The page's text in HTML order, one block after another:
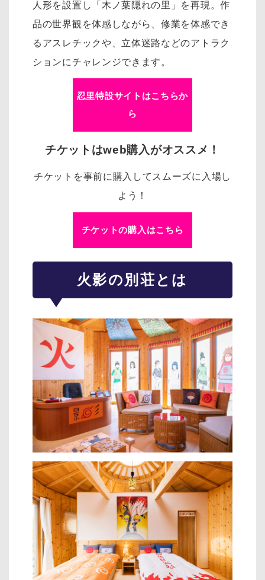
人形を設置し「木ノ葉隠れの里」を再現。作
品の世界観を体感しながら、修業を体感でき
るアスレチックや、立体迷路などのアトラク
ションにチャレンジできます。
忍里特設サイトはこちらか
ら
チケットはweb購入がオススメ！
チケットを事前に購入してスムーズに入場し
よう！
チケットの購入はこちら
火影の別荘とは